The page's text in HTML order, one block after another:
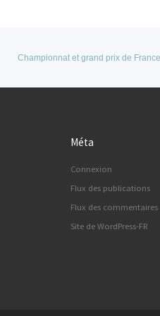
articles
Championnat et grand prix de
Méta
Connexion
Flux des publications
Flux des commentaires
Site de WordPress-FR